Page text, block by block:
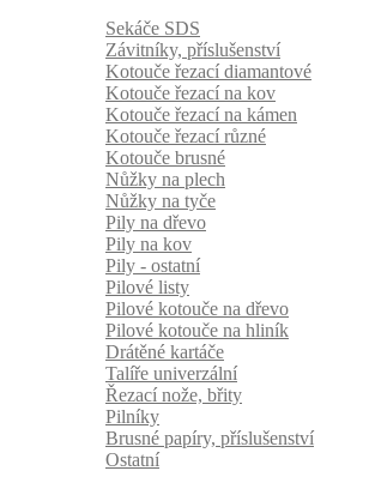
Sekáče SDS
Závitníky, příslušenství
Kotouče řezací diamantové
Kotouče řezací na kov
Kotouče řezací na kámen
Kotouče řezací různé
Kotouče brusné
Nůžky na plech
Nůžky na tyče
Pily na dřevo
Pily na kov
Pily - ostatní
Pilové listy
Pilové kotouče na dřevo
Pilové kotouče na hliník
Drátěné kartáče
Talíře univerzální
Řezací nože, břity
Pilníky
Brusné papíry, příslušenství
Ostatní